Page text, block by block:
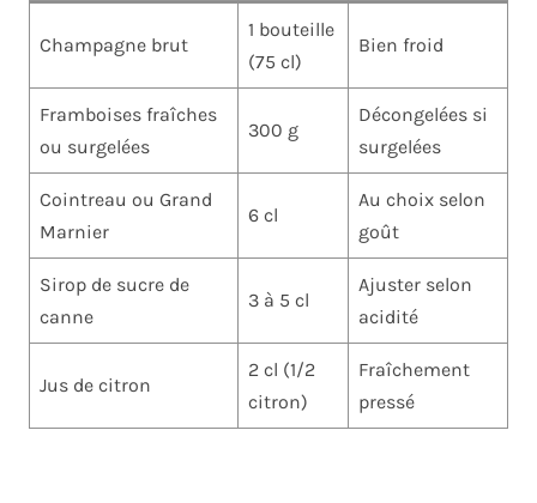
Champagne brut
1 bouteille
(75 cl)
Bien froid
Framboises fraîches
ou surgelées
300 g
Décongelées si
surgelées
Cointreau ou Grand
Marnier
6 cl
Au choix selon
goût
Sirop de sucre de
canne
3 à 5 cl
Ajuster selon
acidité
Jus de citron
2 cl (1/2
citron)
Fraîchement
pressé